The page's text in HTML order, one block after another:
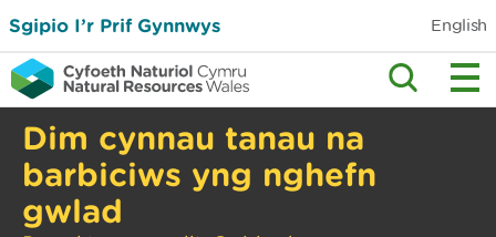
Sgipio I’r Prif Gynnwys English
Dim cynnau tanau na
barbiciws yng nghefn
gwlad